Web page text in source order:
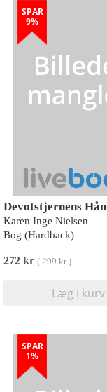
SPAR
9%
Karen Inge Nielsen
Bog (Hardback)
272 kr ( 299 kr)
Læg i kurv
SPAR
1%